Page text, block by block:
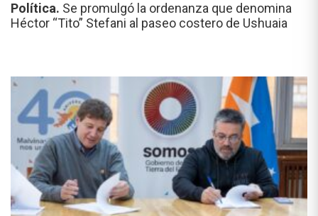
Política. Se promulgó la ordenanza que denomina
Héctor “Tito” Stefani al paseo costero de Ushuaia